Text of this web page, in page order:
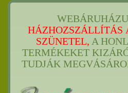
HÁZHOZSZÁLLÍTÁS
SZÜNETEL, A
TERMÉKEKET
TUDJÁK